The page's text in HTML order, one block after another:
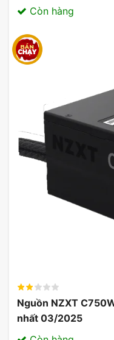
Còn hàng
Nguồn NZXT
nhất 03/2025